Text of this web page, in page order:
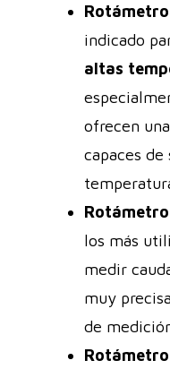
indicado
altas
ofrecen
capaces
los más
medir
muy
de